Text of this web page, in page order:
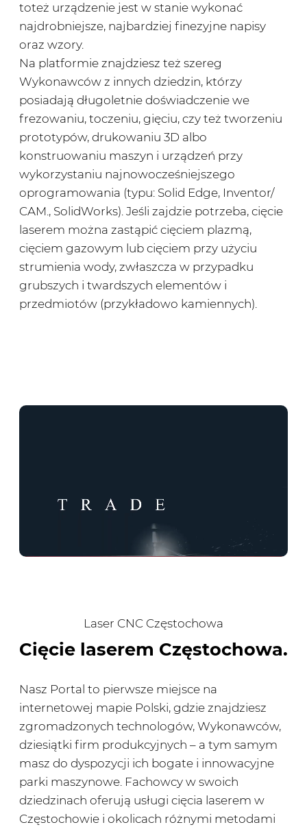
toteż urządzenie jest w stanie wykonać
najdrobniejsze, najbardziej finezyjne napisy
oraz wzory.
Na platformie znajdziesz też szereg
Wykonawców z innych dziedzin, którzy
posiadają długoletnie doświadczenie we
frezowaniu, toczeniu, gięciu, czy też tworzeniu
prototypów, drukowaniu 3D albo
konstruowaniu maszyn i urządzeń przy
wykorzystaniu najnowocześniejszego
oprogramowania (typu: Solid Edge, Inventor/
CAM., SolidWorks). Jeśli zajdzie potrzeba, cięcie
laserem można zastąpić cięciem plazmą,
cięciem gazowym lub cięciem przy użyciu
strumienia wody, zwłaszcza w przypadku
grubszych i twardszych elementów i
przedmiotów (przykładowo kamiennych).
Laser CNC Częstochowa
Cięcie laserem Częstochowa.
Nasz Portal to pierwsze miejsce na
internetowej mapie Polski, gdzie znajdziesz
zgromadzonych technologów, Wykonawców,
dziesiątki firm produkcyjnych – a tym samym
masz do dyspozycji ich bogate i innowacyjne
parki maszynowe. Fachowcy w swoich
dziedzinach oferują usługi cięcia laserem w
Częstochowie i okolicach różnymi metodami